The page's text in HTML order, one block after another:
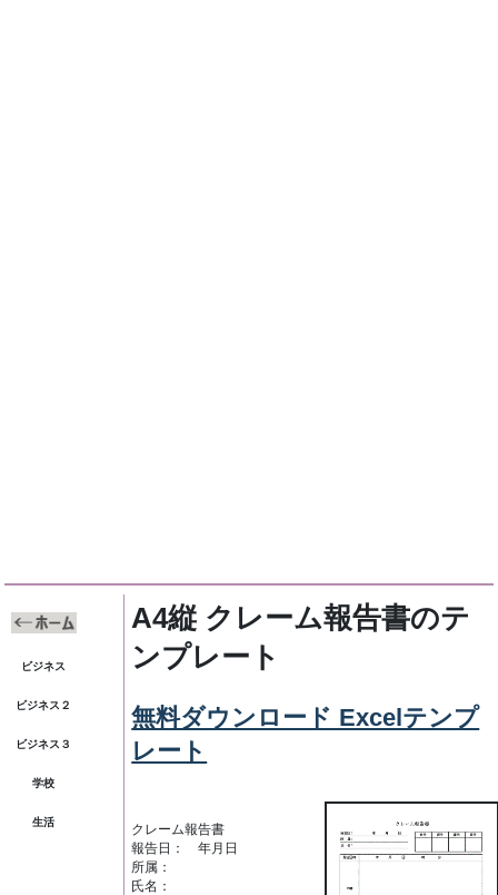
ビジネス
ビジネス２
ビジネス３
学校
生活
A4縦 クレーム報告書のテ
ンプレート
無料ダウンロード Excelテンプ
レート
クレーム報告書
報告日： 年月日
所属：
氏名：